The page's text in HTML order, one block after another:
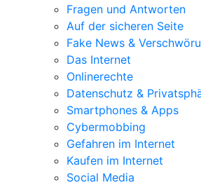
Fragen und Antworten
Auf der sicheren Seite
Fake News &
Das Internet
Onlinerechte
Datenschutz &
Smartphones & Apps
Cybermobbing
Gefahren im Internet
Kaufen im Internet
Social Media